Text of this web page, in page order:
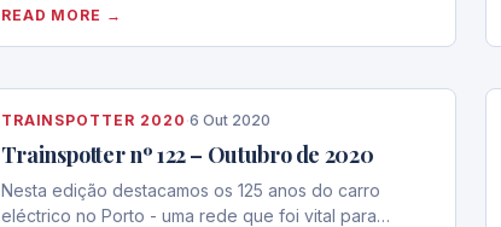
READ MORE →
TRAINSPOTTER 2020 ·6 Out 2020
Trainspotter nº 122 – Outubro de 2020
Nesta edição destacamos os 125 anos do carro
eléctrico no Porto - uma rede que foi vital para…